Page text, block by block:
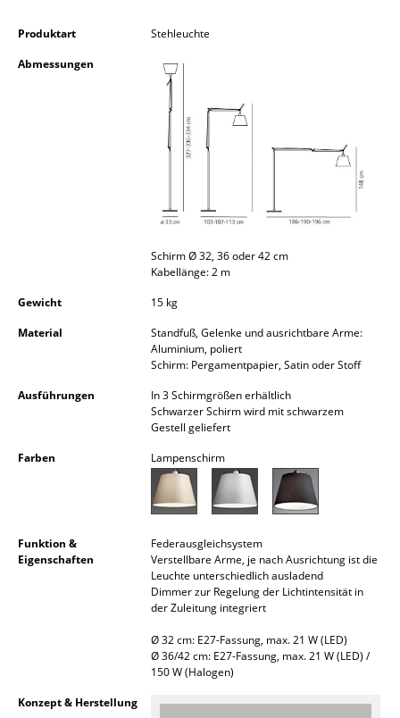
... alle Aufbewahrungsmöbel
Hängeleuchten & Deckenleuchten
Stehleuchten & Leseleuchten
Wandleuchten
Outdoor-Leuchten
... alle Leuchten
Betten
Stapelbetten
Accessoires
Produktart
Stehleuchte
Abmessungen
Schirm Ø 32, 36 oder 42 cm
Kabellänge: 2 m
Gewicht
15 kg
Material
Standfuß, Gelenke und ausrichtbare Arme:
Aluminium, poliert
Schirm: Pergamentpapier, Satin oder Stoff
Ausführungen
In 3 Schirmgrößen erhältlich
Schwarzer Schirm wird mit schwarzem
Gestell geliefert
Farben
Lampenschirm
Funktion &
Eigenschaften
Federausgleichsystem
Verstellbare Arme, je nach Ausrichtung ist die
Leuchte unterschiedlich ausladend
Dimmer zur Regelung der Lichtintensität in
der Zuleitung integriert
Ø 32 cm: E27-Fassung, max. 21 W (LED)
Ø 36/42 cm: E27-Fassung, max. 21 W (LED) /
150 W (Halogen)
Konzept & Herstellung